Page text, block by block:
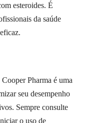
esteroides. É
da saúde
Pharma é uma
seu desempenho
Sempre consulte
o uso de